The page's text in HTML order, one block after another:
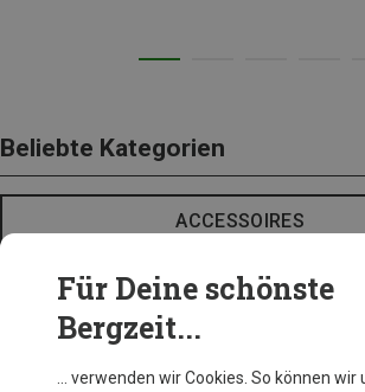
Beliebte Kategorien
ACCESSOIRES
Für Deine schönste
Bergzeit...
… verwenden wir Cookies. So können wir